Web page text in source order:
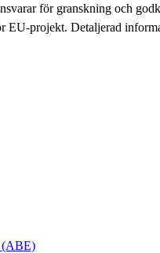
för granskning och
EU-projekt. Detaljerad
(ABE)